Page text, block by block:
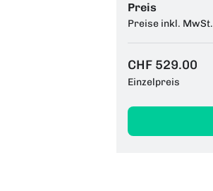
Preis
Preise inkl. MwSt.
CHF 529.00
Einzelpreis